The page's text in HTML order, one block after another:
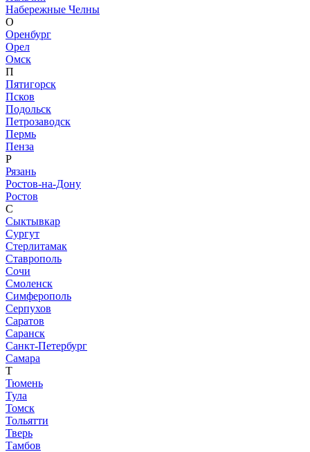
Набережные Челны
О
Оренбург
Орел
Омск
П
Пятигорск
Псков
Подольск
Петрозаводск
Пермь
Пенза
Р
Рязань
Ростов-на-Дону
Ростов
С
Сыктывкар
Сургут
Стерлитамак
Ставрополь
Сочи
Смоленск
Симферополь
Серпухов
Саратов
Саранск
Санкт-Петербург
Самара
Т
Тюмень
Тула
Томск
Тольятти
Тверь
Тамбов